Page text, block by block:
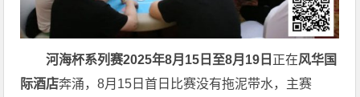
河海杯系列赛2025年8月15日至8月19日 正在风华国
际酒店奔涌，8月15日首日比赛没有拖泥带水，主赛